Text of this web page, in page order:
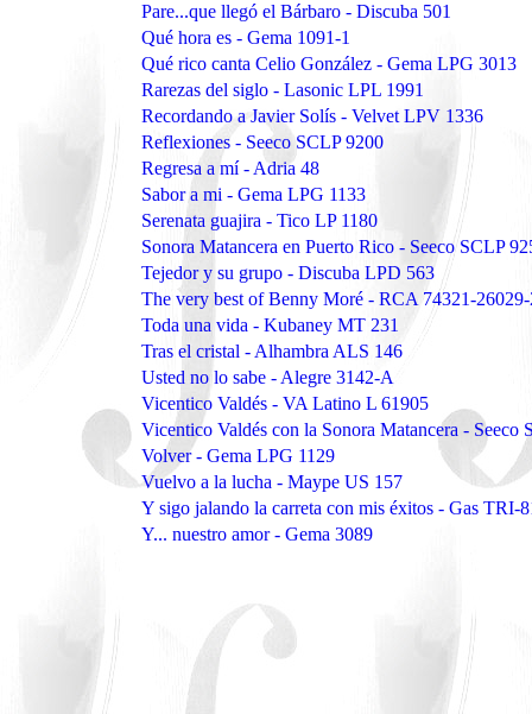
Pare...que llegó el Bárbaro - Discuba 501
Qué hora es - Gema 1091-1
Qué rico canta Celio González - Gema LPG 3013
Rarezas del siglo - Lasonic LPL 1991
Recordando a Javier Solís - Velvet LPV 1336
Reflexiones - Seeco SCLP 9200
Regresa a mí - Adria 48
Sabor a mi - Gema LPG 1133
Serenata guajira - Tico LP 1180
Sonora Matancera en Puerto Rico - Seeco SCLP
Tejedor y su grupo - Discuba LPD 563
The very best of Benny Moré - RCA 74321-
Toda una vida - Kubaney MT 231
Tras el cristal - Alhambra ALS 146
Usted no lo sabe - Alegre 3142-A
Vicentico Valdés - VA Latino L 61905
Vicentico Valdés con la Sonora Matancera - Seeco
Volver - Gema LPG 1129
Vuelvo a la lucha - Maype US 157
Y sigo jalando la carreta con mis éxitos - Gas TRI-
Y... nuestro amor - Gema 3089